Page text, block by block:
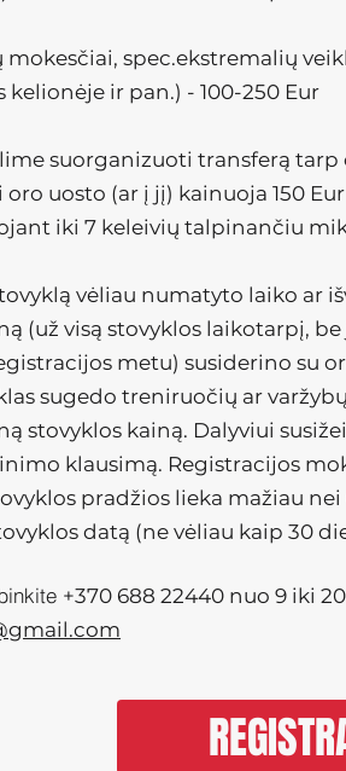
mokesčiai, spec.ekstremalių
kelionėje ir pan.) - 100-250 Eur
suorganizuoti transferą tarp
oro uosto (ar į jį) kainuoja 150
iki 7 keleivių talpinančiu
vėliau numatyto laiko ar
(už visą stovyklos laikotarpį,
metu) susiderino su
sugedo treniruočių ar
stovyklos kainą. Dalyviui
klausimą. Registracijos
pradžios lieka mažiau
datą (ne vėliau kaip 30
+370 688 22440 nuo 9 iki